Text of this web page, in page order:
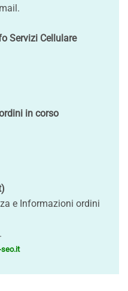
Servizi Cellulare
in corso
e Informazioni ordini